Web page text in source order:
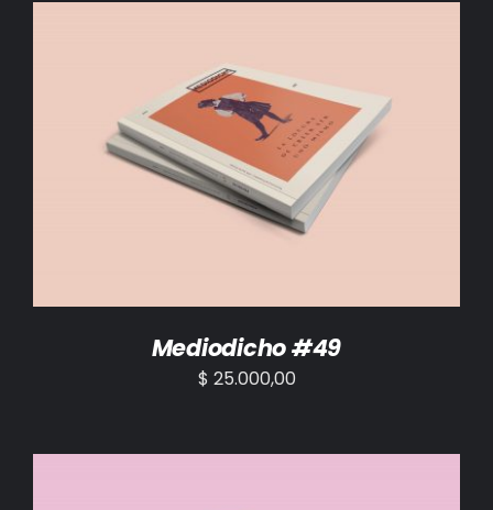
AÑADIR AL CARRITO / DETALLES
Mediodicho #49
$ 25.000,00